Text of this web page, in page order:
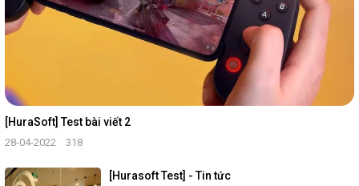
[HuraSoft] Test bài viết 2
28-04-2022 318
[Hurasoft Test] - Tin tức